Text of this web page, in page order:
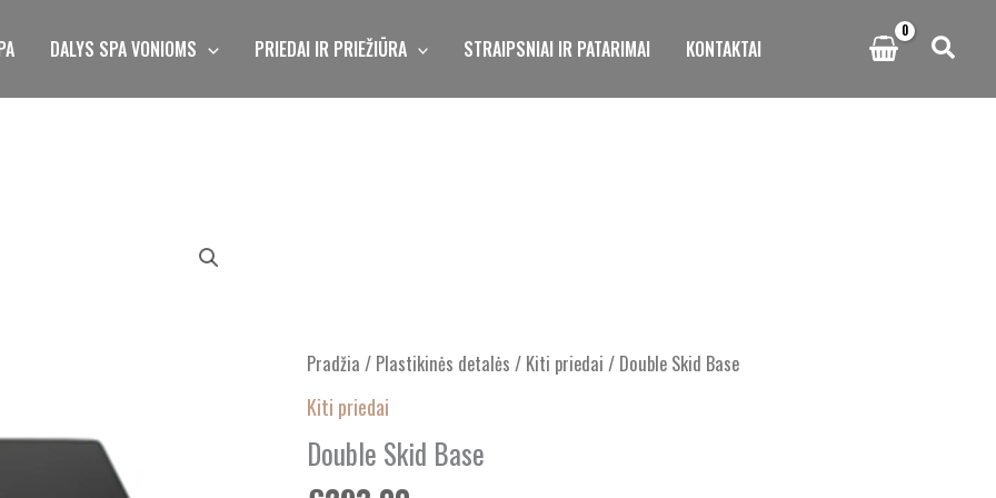
DALYS SPA VONIOMS PRIEDAI IR PRIEŽIŪRA STRAIPSNIAI IR PATARIMAI KONTAKTAI
Pradžia / Plastikinės detalės / Kiti priedai / Double Skid Base
Kiti priedai
Double Skid Base
Base